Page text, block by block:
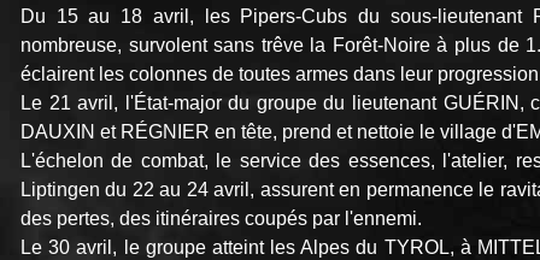
Du 15 au 18 avril, les Pipers-Cubs du sous-lieutenant
nombreuse, survolent sans trêve la Forêt-Noire à plus de
éclairent les colonnes de toutes armes dans leur
Le 21 avril, l'État-major du groupe du lieutenant
DAUXIN et RÉGNIER en tête, prend et nettoie le village
L'échelon de combat, le service des essences, l'atelier,
Liptingen du 22 au 24 avril, assurent en permanence le
des pertes, des itinéraires coupés par l'ennemi.
Le 30 avril, le groupe atteint les Alpes du TYROL, à